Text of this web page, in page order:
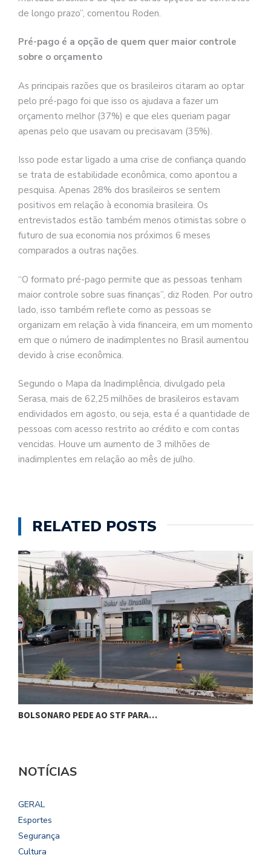
de longo prazo”, comentou Roden.
Pré-pago é a opção de quem quer maior controle
sobre o orçamento
As principais razões que os brasileiros citaram ao optar
pelo pré-pago foi que isso os ajudava a fazer um
orçamento melhor (37%) e que eles queriam pagar
apenas pelo que usavam ou precisavam (35%).
Isso pode estar ligado a uma crise de confiança quando
se trata de estabilidade econômica, como apontou a
pesquisa. Apenas 28% dos brasileiros se sentem
positivos em relação à economia brasileira. Os
entrevistados estão também menos otimistas sobre o
futuro de sua economia nos próximos 6 meses
comparados a outras nações.
“O formato pré-pago permite que as pessoas tenham
maior controle sobre suas finanças”, diz Roden. Por outro
lado, isso também reflete como as pessoas se
organizam em relação à vida financeira, em um momento
em que o número de inadimplentes no Brasil aumentou
devido à crise econômica.
Segundo o Mapa da Inadimplência, divulgado pela
Serasa, mais de 62,25 milhões de brasileiros estavam
endividados em agosto, ou seja, esta é a quantidade de
pessoas com acesso restrito ao crédito e com contas
vencidas. Houve um aumento de 3 milhões de
inadimplentes em relação ao mês de julho.
RELATED POSTS
BOLSONARO PEDE AO STF PARA…
NOTÍCIAS
GERAL
Esportes
Segurança
Cultura